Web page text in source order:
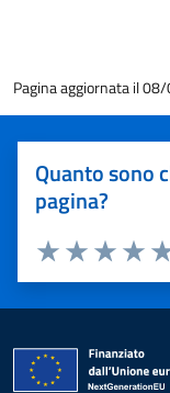
Pagina aggiornata il
Quanto sono
pagina?
Valuta 3
Valuta 2
Valuta 1 stelle su